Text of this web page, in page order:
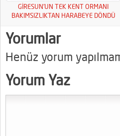
GİRESUN’UN TEK KENT ORMANI
BAKIMSIZLIKTAN HARABEYE DÖNDÜ
Yorumlar
Henüz yorum
Yorum Yaz